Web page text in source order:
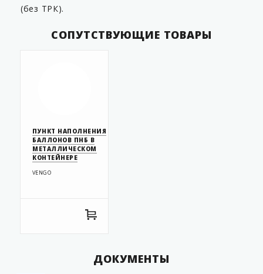
(без ТРК).
СОПУТСТВУЮЩИЕ ТОВАРЫ
ПУНКТ НАПОЛНЕНИЯ
БАЛЛОНОВ ПНБ В
МЕТАЛЛИЧЕСКОМ
КОНТЕЙНЕРЕ
VENGO
ДОКУМЕНТЫ